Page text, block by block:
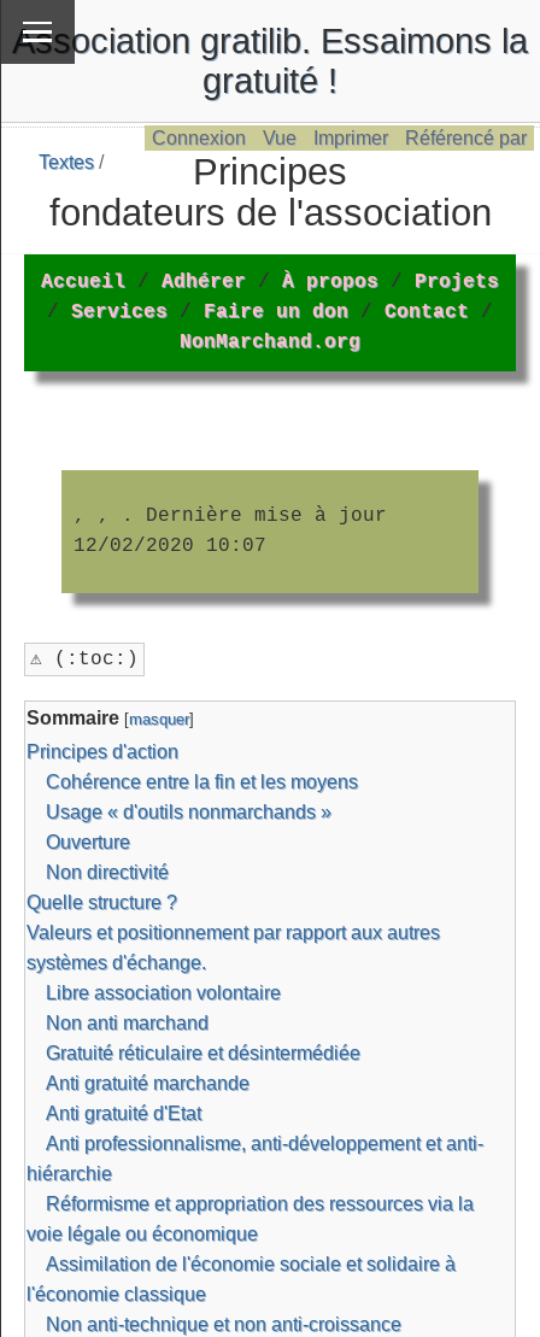
Association gratilib. Essaimons la
gratuité !
Connexion Vue Imprimer Référencé par
Textes/
Principes
fondateurs de l'association
Accueil / Adhérer / À propos / Projets
/ Services / Faire un don / Contact /
NonMarchand.org
, ,
. Dernière mise à jour
12/02/2020 10:07
⚠ (:toc:)
Sommaire [masquer]
Principes d'action
Cohérence entre la fin et les moyens
Usage « d'outils nonmarchands »
Ouverture
Non directivité
Quelle structure ?
Valeurs et positionnement par rapport aux autres
systèmes d'échange.
Libre association volontaire
Non anti marchand
Gratuité réticulaire et désintermédiée
Anti gratuité marchande
Anti gratuité d'Etat
Anti professionnalisme, anti-développement et anti-
hiérarchie
Réformisme et appropriation des ressources via la
voie légale ou économique
Assimilation de l'économie sociale et solidaire à
l'économie classique
Non anti-technique et non anti-croissance